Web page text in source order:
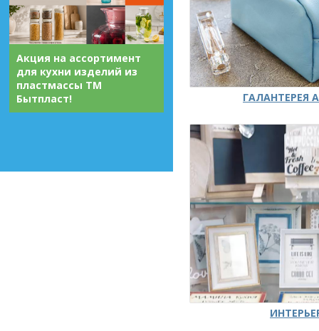
Акция на ассортимент
для кухни изделий из
пластмассы ТМ
Бытпласт!
ГАЛАНТЕРЕЯ